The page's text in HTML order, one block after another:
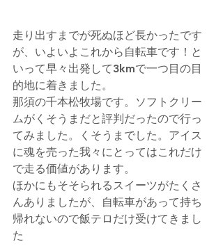
走り出すまでが死ぬほど長かったです
が、いよいよこれから自転車です！と
いって早々出発して3kmで一つ目の目
的地に着きました。
那須の千本松牧場です。ソフトクリー
ムがくそうまだと評判だったので行っ
てみました。くそうまでした。アイス
に魂を売った我々にとってはこれだけ
で走る価値があります。
ほかにもそそられるスイーツがたくさ
んありましたが、自転車があって持ち
帰れないので飯テロだけ受けてきまし
た